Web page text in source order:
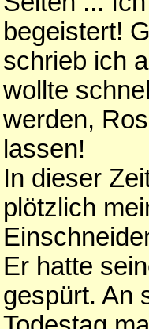
begeistert!
schrieb ich
wollte
werden,
lassen!
In dieser
plötzlich
Er hatte
gespürt. An